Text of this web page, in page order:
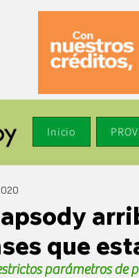
Inicio
que
parámetros de